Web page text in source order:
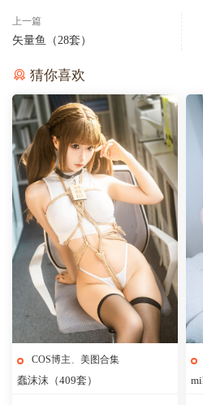
上一篇
矢量鱼（28套）
猜你喜欢
COS博主、 美图合集
蠢沫沫（409套）